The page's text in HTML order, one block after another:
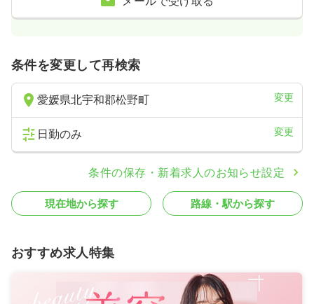
条件を変更して再検索
愛媛県北宇和郡松野町 変更
日勤のみ 変更
条件の保存・新着求人のお知らせ設定
現在地から探す 路線・駅から探す
おすすめ求人特集